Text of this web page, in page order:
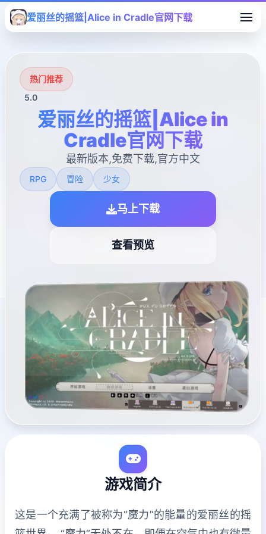
爱丽丝的摇篮|Alice in Cradle官网下载
热门推荐
5.0
爱丽丝的摇篮|Alice in
Cradle官网下载
最新版本,免费下载,官方中文
RPG 冒险 少女
马上下载
查看预览
游戏简介
这是一个充满了被称为“魔力”的能量的爱丽丝的摇